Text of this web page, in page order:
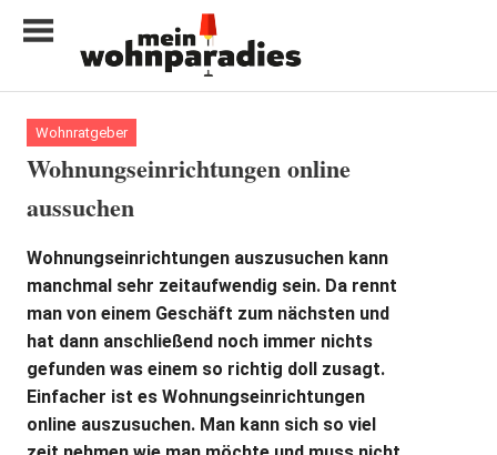
Inhalt
My
home
is
my
castle
Wohnratgeber
Wohnungseinrichtungen online
aussuchen
Wohnungseinrichtungen auszusuchen kann
manchmal sehr zeitaufwendig sein. Da rennt
man von einem Geschäft zum nächsten und
hat dann anschließend noch immer nichts
gefunden was einem so richtig doll zusagt.
Einfacher ist es Wohnungseinrichtungen
online auszusuchen. Man kann sich so viel